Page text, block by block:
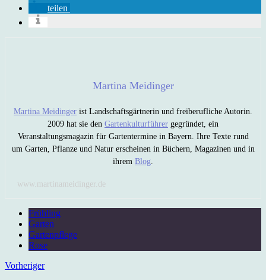
teilen
Martina Meidinger
Martina Meidinger ist Landschaftsgärtnerin und freiberufliche Autorin.
2009 hat sie den Gartenkulturführer gegründet, ein
Veranstaltungsmagazin für Gartentermine in Bayern. Ihre Texte rund
um Garten, Pflanze und Natur erscheinen in Büchern, Magazinen und in
ihrem Blog.
www.martinameidinger.de
Frühling
Garten
Gartenpflege
Rose
Vorheriger